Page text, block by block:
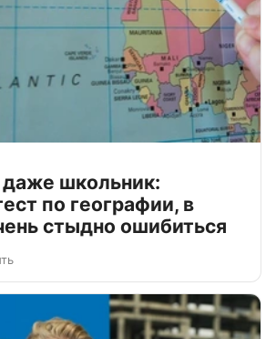
даже школьник:
по географии, в
стыдно ошибиться